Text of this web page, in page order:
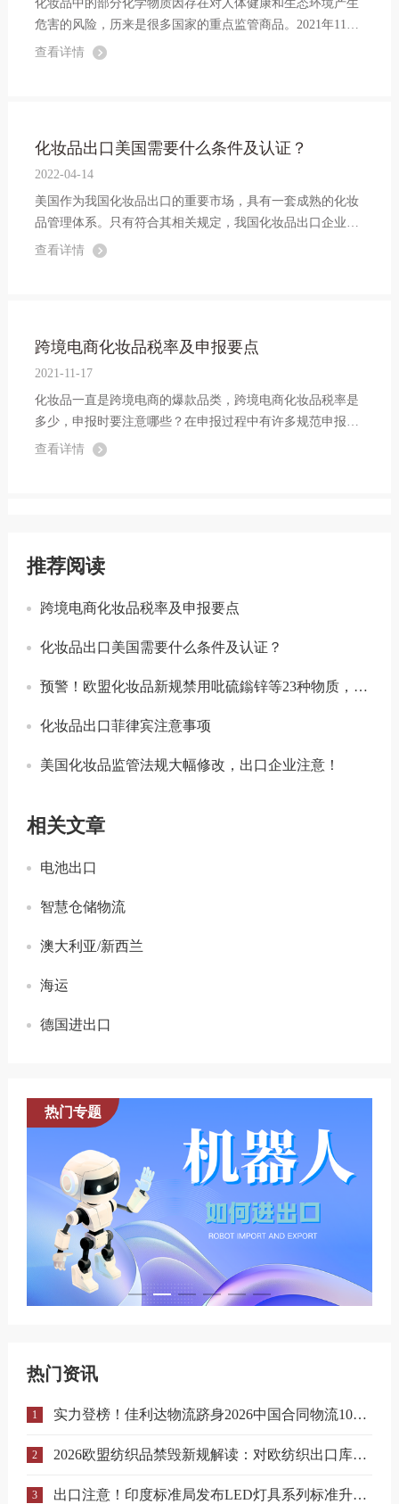
化妆品中的部分化学物质因存在对人体健康和生态环境产生
危害的风险，历来是很多国家的重点监管商品。2021年11月
3日，欧盟委员会发布（EU）2021/1902号修订案，就吡硫鎓
查看详情
化妆品出口美国需要什么条件及认证？
2022-04-14
美国作为我国化妆品出口的重要市场，具有一套成熟的化妆
品管理体系。只有符合其相关规定，我国化妆品出口企业的
产品才能顺利进入美国市场。今天就和大家分享一下化妆品
查看详情
跨境电商化妆品税率及申报要点
2021-11-17
化妆品一直是跨境电商的爆款品类，跨境电商化妆品税率是
多少，申报时要注意哪些？在申报过程中有许多规范申报要
点，需要企业多加留意谨防违规。下面就跟随着小编一起来
查看详情
推荐阅读
跨境电商化妆品税率及申报要点
化妆品出口美国需要什么条件及认证？
预警！欧盟化妆品新规禁用吡硫鎓锌等23种物质，已于3月1日实施
化妆品出口菲律宾注意事项
美国化妆品监管法规大幅修改，出口企业注意！
相关文章
电池出口
智慧仓储物流
澳大利亚/新西兰
海运
德国进出口
热门专题
热门资讯
1 实力登榜！佳利达物流跻身2026中国合同物流100强
2 2026欧盟纺织品禁毁新规解读：对欧纺织出口库存合规与溯源指南
3 出口注意！印度标准局发布LED灯具系列标准升级实施指南